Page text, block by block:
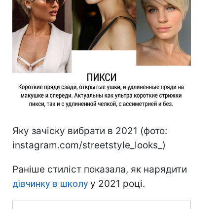
Яку зачіску вибрати в 2021 (фото:
instagram.com/streetstyle_looks_)
Раніше стиліст показала, як нарядити
дівчинку в школу у 2021 році.